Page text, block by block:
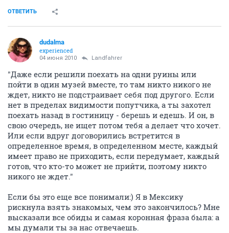
ОТВЕТИТЬ
dudalma
experienced
04 июня 2010 Landfahrer
"Даже если решили поехать на одни руины или
пойти в один музей вместе, то там никто никого не
ждет, никто не подстраивает себя под другого. Если
нет в пределах видимости попутчика, а ты захотел
поехать назад в гостиницу - берешь и едешь. И он, в
свою очередь, не ищет потом тебя а делает что хочет.
Или если вдруг договорились встретится в
определенное время, в определенном месте, каждый
имеет право не приходить, если передумает, каждый
готов, что кто-то может не прийти, поэтому никто
никого не ждет."
Если бы это еще все понимали:) Я в Мексику
рискнула взять знакомых, чем это закончилось? Мне
высказали все обиды и самая коронная фраза была: а
мы думали ты за нас отвечаешь.